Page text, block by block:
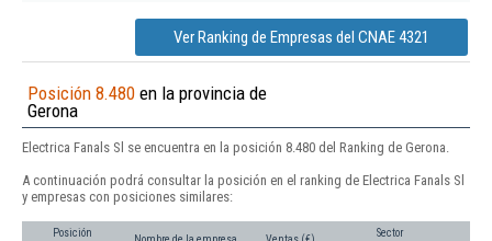
Ver Ranking de Empresas del CNAE 4321
Posición 8.480 en la provincia de
Gerona
Electrica Fanals Sl se encuentra en la posición 8.480 del Ranking de Gerona.
A continuación podrá consultar la posición en el ranking de Electrica Fanals Sl
y empresas con posiciones similares:
Posición
Sector